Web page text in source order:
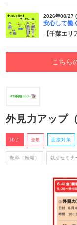
2026年08/27 (
安心して働
【千葉エ
こちら
外見力アップ
終了 全般 面接対策
既卒（転職） 就活セミナ